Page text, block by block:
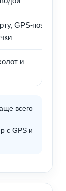
GPS-позицию,
и
всего
с GPS и